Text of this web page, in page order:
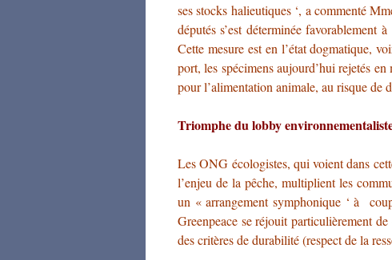
ses stocks halieutiques ‘, a commenté
députés s’est déterminée
Cette mesure est en l’état dogmatique,
port, les spécimens aujourd’hui rejetés
pour l’alimentation animale, au risque de
Triomphe du lobby
Les ONG écologistes, qui voient dans
l’enjeu de la pêche, multiplient les
un « arrangement symphonique ‘ à
Greenpeace se réjouit particulièrement
des critères de durabilité (respect de la